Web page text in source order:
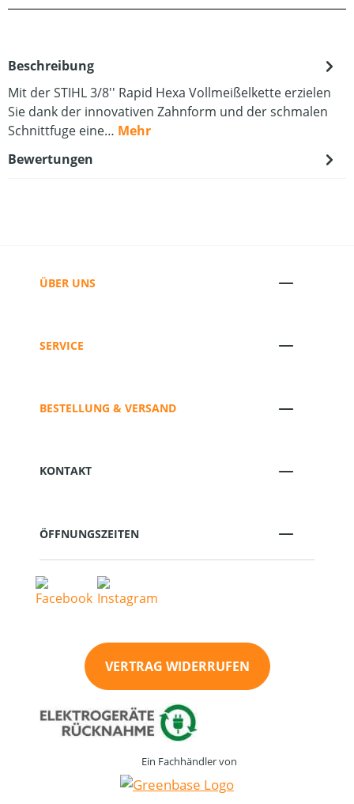
Beschreibung
Mit der STIHL 3/8'' Rapid Hexa Vollmeißelkette erzielen
Sie dank der innovativen Zahnform und der schmalen
Schnittfuge eine… Mehr
Bewertungen
ÜBER UNS
SERVICE
BESTELLUNG & VERSAND
KONTAKT
ÖFFNUNGSZEITEN
VERTRAG WIDERRUFEN
Ein Fachhändler von